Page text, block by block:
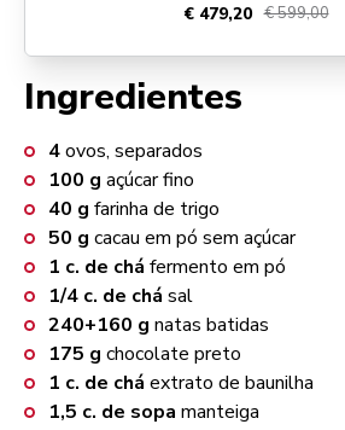
Ingredientes
4ovos, separados
100 g açúcar fino
40 g farinha de trigo
50 g cacau em pó sem açúcar
1 c. de chá fermento em pó
1/4 c. de chá sal
240+160 g natas batidas
175 g chocolate preto
1 c. de chá extrato de baunilha
1,5 c. de sopa manteiga
€ 479,20 € 599,00